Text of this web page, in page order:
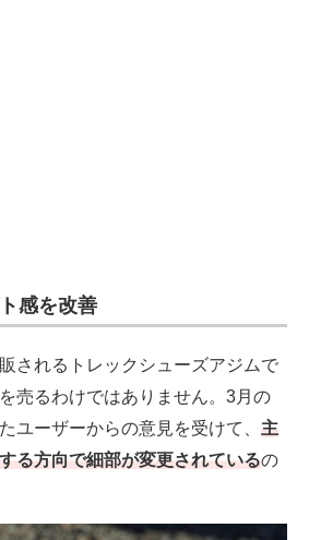
感を改善
されるトレックシューズアジムで
売るわけではありません。3月の
ユーザーからの意見を受けて、 主
る方向で細部が変更されているの